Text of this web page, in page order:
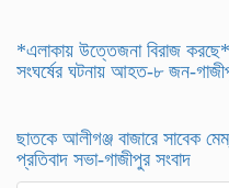
*এলাকায় উত্তেজনা বিরাজ করছে*
সংঘর্ষের ঘটনায় আহত-৮ জন-
ছাতকে আলীগঞ্জ বাজারে সাবেক
প্রতিবাদ সভা-গাজীপুর সংবাদ